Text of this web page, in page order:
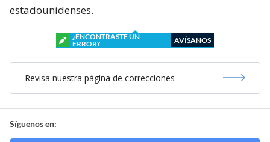
estadounidenses.
¿ENCONTRASTE UN
ERROR?
AVÍSANOS
Revisa nuestra página de correcciones
Síguenos en: